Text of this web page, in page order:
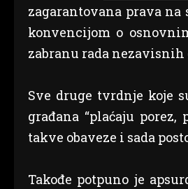
zagarantovana prava na
konvencijom o
zabranu rada
Sve druge tvrdnje koje
građana “plaćaju
takve obaveze i sada
Takođe potpuno je